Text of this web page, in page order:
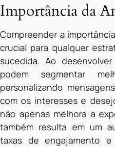
Importância da
Compreender a
crucial para qualquer
sucedida. Ao
podem segmentar
personalizando
com os interesses e
não apenas melhora a
também resulta em um
taxas de engajamento